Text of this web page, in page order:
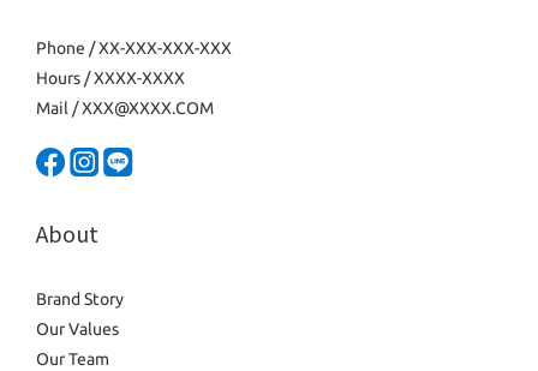
Phone / XX-XXX-XXX-XXX
Hours / XXXX-XXXX
Mail / XXX@XXXX.COM
About
Brand Story
Our Values
Our Team